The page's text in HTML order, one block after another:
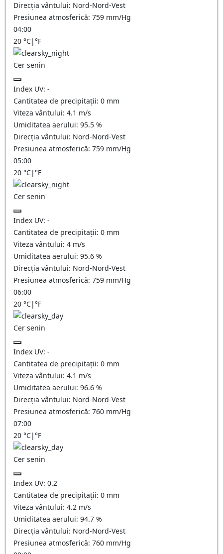
Direcția vântului: Nord-Nord-Vest
Presiunea atmosferică: 759 mm/Hg
04:00
20 °C|°F
Cer senin
Index UV: -
Cantitatea de precipitații: 0 mm
Viteza vântului: 4.1 m/s
Umiditatea aerului: 95.5 %
Direcția vântului: Nord-Nord-Vest
Presiunea atmosferică: 759 mm/Hg
05:00
20 °C|°F
Cer senin
Index UV: -
Cantitatea de precipitații: 0 mm
Viteza vântului: 4 m/s
Umiditatea aerului: 95.6 %
Direcția vântului: Nord-Nord-Vest
Presiunea atmosferică: 759 mm/Hg
06:00
20 °C|°F
Cer senin
Index UV: -
Cantitatea de precipitații: 0 mm
Viteza vântului: 4.1 m/s
Umiditatea aerului: 96.6 %
Direcția vântului: Nord-Nord-Vest
Presiunea atmosferică: 760 mm/Hg
07:00
20 °C|°F
Cer senin
Index UV: 0.2
Cantitatea de precipitații: 0 mm
Viteza vântului: 4.2 m/s
Umiditatea aerului: 94.7 %
Direcția vântului: Nord-Nord-Vest
Presiunea atmosferică: 760 mm/Hg